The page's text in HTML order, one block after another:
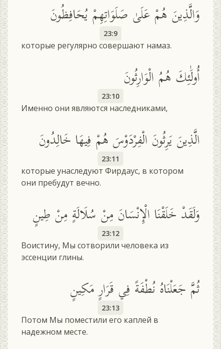
وَالَّذِينَ هُمْ عَلَىٰ صَلَوَاتِهِمْ يُحَافِظُونَ
23:9
которые регулярно совершают намаз.
أُولَٰئِكَ هُمُ الْوَارِثُونَ
23:10
Именно они являются наследниками,
الَّذِينَ يَرِثُونَ الْفِرْدَوْسَ هُمْ فِيهَا خَالِدُونَ
23:11
которые унаследуют Фирдаус, в котором
они пребудут вечно.
وَلَقَدْ خَلَقْنَا الْإِنْسَانَ مِنْ سُلَالَةٍ مِنْ طِينٍ
23:12
Воистину, Мы сотворили человека из
эссенции глины.
ثُمَّ جَعَلْنَاهُ نُطْفَةً فِي قَرَارٍ مَكِينٍ
23:13
Потом Мы поместили его каплей в
надежном месте.